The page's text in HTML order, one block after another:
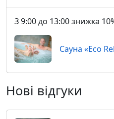
З 9:00 до 13:00 знижка
Сауна «Eco
Нові відгуки